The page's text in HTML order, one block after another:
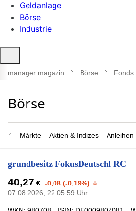
Geldanlage
Börse
Industrie
öffnen
manager magazin Börse Fonds
Märkte Aktien & Indizes Anleihen
grundbesitz FokusDeutschl RC
40,27 € -0,08 (-0,19%)
07.08.2026, 22:05:59 Uhr